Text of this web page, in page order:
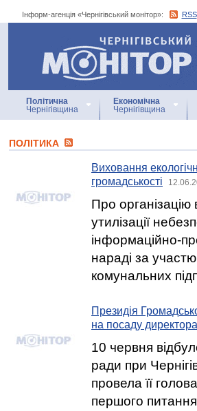
Інформ-агенція «Чернігівський монітор»: RSS
Інформ-агенція
«Чернігівський монітор»
Політична
Чернігівщина
Економічна
Чернігівщина
ПОЛІТИКА
Виховання
громадськості
Про організацію
утилізації
інформаційно-
нараді за участю
комунальних
Президія
на посаду
10 червня
ради при
провела її
першого